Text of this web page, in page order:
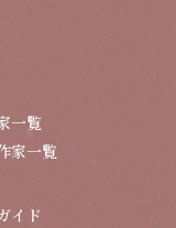
一覧
家一覧
イド